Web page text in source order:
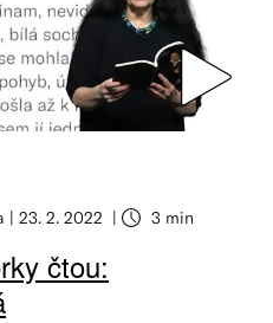
23. 2. 2022 3 min
čtou: